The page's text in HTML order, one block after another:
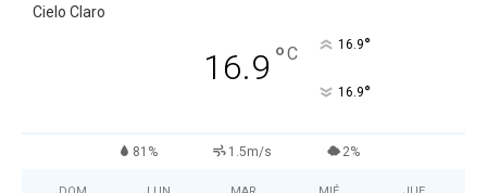
Cielo Claro
16.9 °C 16.9°
16.9°
81% 1.5m/s 2%